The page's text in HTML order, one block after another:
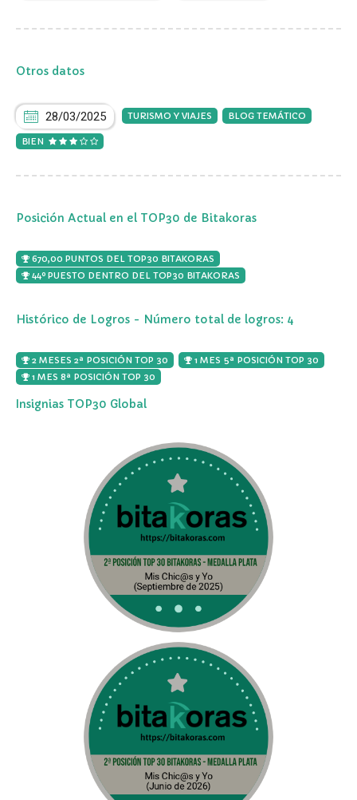
Otros datos
28/03/2025 TURISMO Y VIAJES BLOG TEMÁTICO
BIEN
Posición Actual en el TOP30 de Bitakoras
670,00 PUNTOS DEL TOP30 BITAKORAS
44º PUESTO DENTRO DEL TOP30 BITAKORAS
Histórico de Logros - Número total de logros: 4
2 MESES 2ª POSICIÓN TOP 30
1 MES 5ª POSICIÓN TOP 30
1 MES 8ª POSICIÓN TOP 30
Insignias TOP30 Global